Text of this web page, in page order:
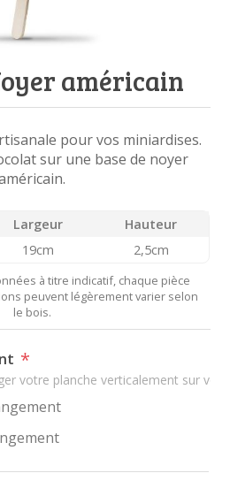
américain
pour vos miniardises.
sur une base de noyer
Largeur
Hauteur
19cm 2,5cm
à titre indicatif, chaque pièce
peuvent légèrement varier selon
le bois.
*
votre planche verticalement sur